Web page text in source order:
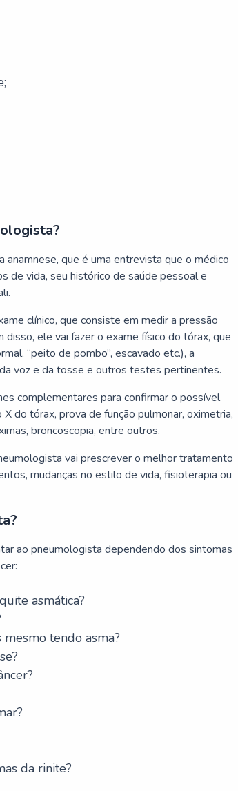
que é uma entrevista que o médico
de vida, seu histórico de saúde pessoal e
clínico, que consiste em medir a pressão
ele vai fazer o exame físico do tórax, que
“peito de pombo”, escavado etc.), a
voz e da tosse e outros testes pertinentes.
complementares para confirmar o possível
do tórax, prova de função pulmonar, oximetria,
broncoscopia, entre outros.
vai prescrever o melhor tratamento
mudanças no estilo de vida, fisioterapia ou
ao pneumologista dependendo dos sintomas
asmática?
tendo asma?
da rinite?